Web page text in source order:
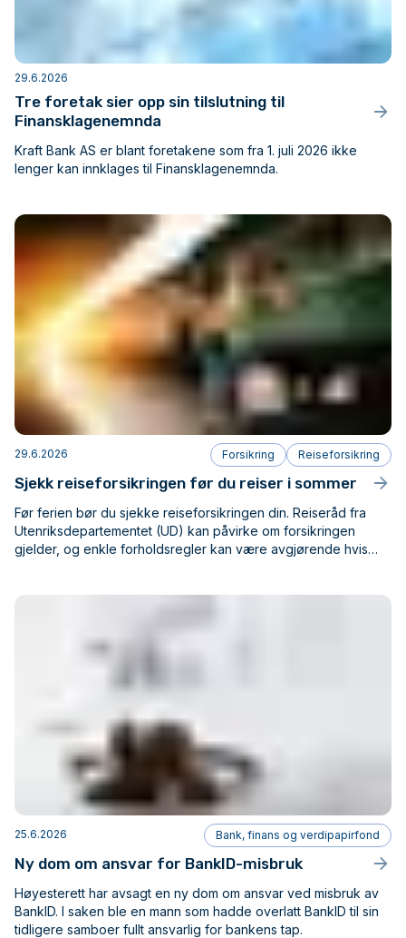
29.6.2026
Tre foretak sier opp sin tilslutning til
Finansklagenemnda
Kraft Bank AS er blant foretakene som fra 1. juli 2026 ikke
lenger kan innklages til Finansklagenemnda.
29.6.2026 Forsikring Reiseforsikring
Sjekk reiseforsikringen før du reiser i sommer
Før ferien bør du sjekke reiseforsikringen din. Reiseråd fra
Utenriksdepartementet (UD) kan påvirke om forsikringen
gjelder, og enkle forholdsregler kan være avgjørende hvis
25.6.2026 Bank, finans og verdipapirfond
Ny dom om ansvar for BankID-misbruk
Høyesterett har avsagt en ny dom om ansvar ved misbruk av
BankID. I saken ble en mann som hadde overlatt BankID til sin
tidligere samboer fullt ansvarlig for bankens tap.